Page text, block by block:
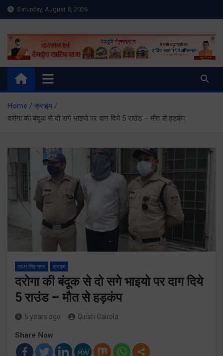
Skip
to
Saturday, August 8, 2026
Meru Raibar | Uttarakhand
News | Uttarkashi News
meruraibar.com
Home
क्राइम
दरोगा की बंदूक से दो सगे भाइयो पर दाग दिये 5 राउंड – मौत से हड़कंप
उधम सिंह नगर क्राइम
दरोगा की बंदूक से दो सगे भाइयो पर दाग दिये
5 राउंड – मौत से हड़कंप
5 years ago Girish Gairola
Share Now